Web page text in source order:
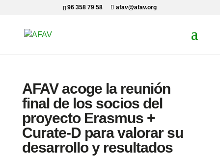
96 358 79 58 afav@afav.org
AFAV acoge la reunión
final de los socios del
proyecto Erasmus +
Curate-D para valorar su
desarrollo y resultados